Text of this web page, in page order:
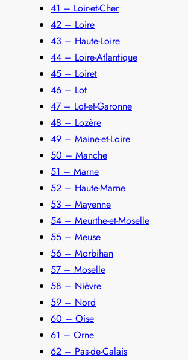
41 – Loir-et-Cher
42 – Loire
43 – Haute-Loire
44 – Loire-Atlantique
45 – Loiret
46 – Lot
47 – Lot-et-Garonne
48 – Lozère
49 – Maine-et-Loire
50 – Manche
51 – Marne
52 – Haute-Marne
53 – Mayenne
54 – Meurthe-et-Moselle
55 – Meuse
56 – Morbihan
57 – Moselle
58 – Nièvre
59 – Nord
60 – Oise
61 – Orne
62 – Pas-de-Calais